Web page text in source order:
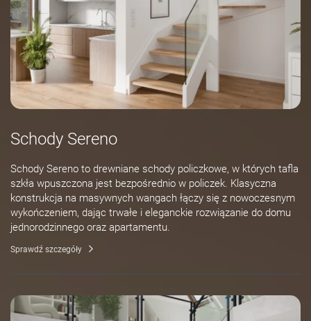
Schody Sereno
Schody Sereno to drewniane schody policzkowe, w których tafla
szkła wpuszczona jest bezpośrednio w policzek. Klasyczna
konstrukcja na masywnych wangach łączy się z nowoczesnym
wykończeniem, dając trwałe i eleganckie rozwiązanie do domu
jednorodzinnego oraz apartamentu.
Sprawdź szczegóły